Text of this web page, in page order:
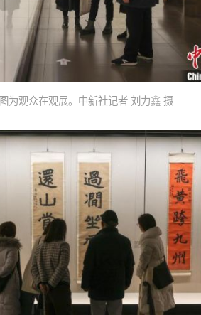
图为观众在观展。中新社记者 刘力鑫 摄